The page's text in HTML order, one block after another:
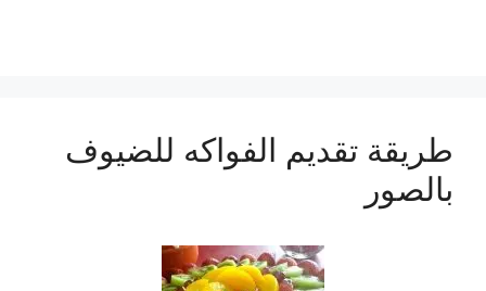
طريقة تقديم الفواكه للضيوف
بالصور